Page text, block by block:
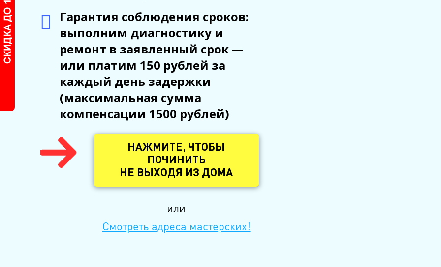
Гарантия соблюдения сроков:
выполним диагностику и
ремонт в заявленный срок —
или платим 150 рублей за
каждый день задержки
(максимальная сумма
компенсации 1500 рублей)
НАЖМИТЕ, ЧТОБЫ
ПОЧИНИТЬ
НЕ ВЫХОДЯ ИЗ ДОМА
или
Смотреть адреса мастерских!